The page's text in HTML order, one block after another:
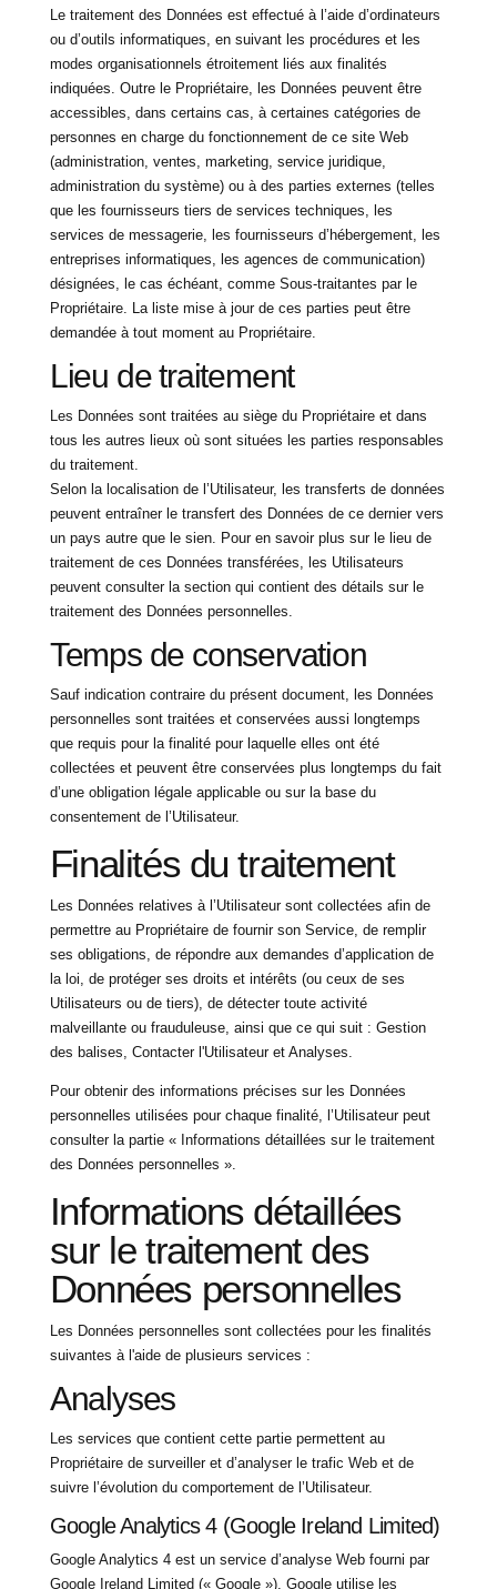
Le traitement des Données est effectué à l’aide d’ordinateurs
ou d’outils informatiques, en suivant les procédures et les
modes organisationnels étroitement liés aux finalités
indiquées. Outre le Propriétaire, les Données peuvent être
accessibles, dans certains cas, à certaines catégories de
personnes en charge du fonctionnement de ce site Web
(administration, ventes, marketing, service juridique,
administration du système) ou à des parties externes (telles
que les fournisseurs tiers de services techniques, les
services de messagerie, les fournisseurs d’hébergement, les
entreprises informatiques, les agences de communication)
désignées, le cas échéant, comme Sous-traitantes par le
Propriétaire. La liste mise à jour de ces parties peut être
demandée à tout moment au Propriétaire.
Lieu de traitement
Les Données sont traitées au siège du Propriétaire et dans
tous les autres lieux où sont situées les parties responsables
du traitement.
Selon la localisation de l’Utilisateur, les transferts de données
peuvent entraîner le transfert des Données de ce dernier vers
un pays autre que le sien. Pour en savoir plus sur le lieu de
traitement de ces Données transférées, les Utilisateurs
peuvent consulter la section qui contient des détails sur le
traitement des Données personnelles.
Temps de conservation
Sauf indication contraire du présent document, les Données
personnelles sont traitées et conservées aussi longtemps
que requis pour la finalité pour laquelle elles ont été
collectées et peuvent être conservées plus longtemps du fait
d’une obligation légale applicable ou sur la base du
consentement de l’Utilisateur.
Finalités du traitement
Les Données relatives à l’Utilisateur sont collectées afin de
permettre au Propriétaire de fournir son Service, de remplir
ses obligations, de répondre aux demandes d’application de
la loi, de protéger ses droits et intérêts (ou ceux de ses
Utilisateurs ou de tiers), de détecter toute activité
malveillante ou frauduleuse, ainsi que ce qui suit : Gestion
des balises, Contacter l'Utilisateur et Analyses.
Pour obtenir des informations précises sur les Données
personnelles utilisées pour chaque finalité, l’Utilisateur peut
consulter la partie « Informations détaillées sur le traitement
des Données personnelles ».
Informations détaillées
sur le traitement des
Données personnelles
Les Données personnelles sont collectées pour les finalités
suivantes à l'aide de plusieurs services :
Analyses
Les services que contient cette partie permettent au
Propriétaire de surveiller et d’analyser le trafic Web et de
suivre l’évolution du comportement de l’Utilisateur.
Google Analytics 4 (Google Ireland Limited)
Google Analytics 4 est un service d’analyse Web fourni par
Google Ireland Limited (« Google »). Google utilise les